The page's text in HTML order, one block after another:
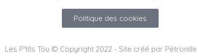
Politique des cookies
Les P'tits Tou © Copyright 2022 - Site créé par Pétronille